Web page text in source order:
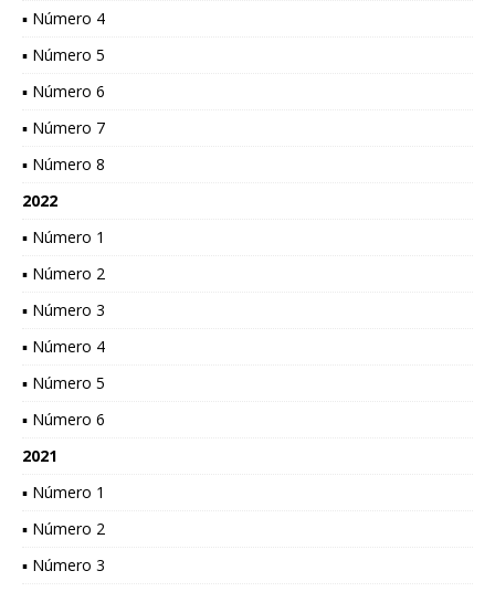
▪ Número 4
▪ Número 5
▪ Número 6
▪ Número 7
▪ Número 8
2022
▪ Número 1
▪ Número 2
▪ Número 3
▪ Número 4
▪ Número 5
▪ Número 6
2021
▪ Número 1
▪ Número 2
▪ Número 3